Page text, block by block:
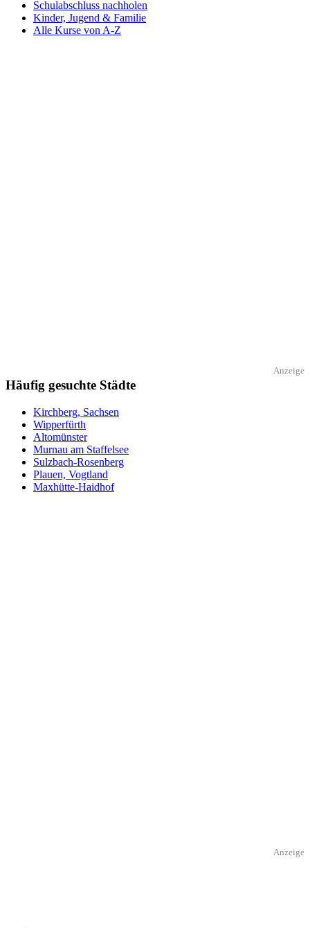
Schulabschluss nachholen
Kinder, Jugend & Familie
Alle Kurse von A-Z
Anzeige
Häufig gesuchte Städte
Kirchberg, Sachsen
Wipperfürth
Altomünster
Murnau am Staffelsee
Sulzbach-Rosenberg
Plauen, Vogtland
Maxhütte-Haidhof
Anzeige